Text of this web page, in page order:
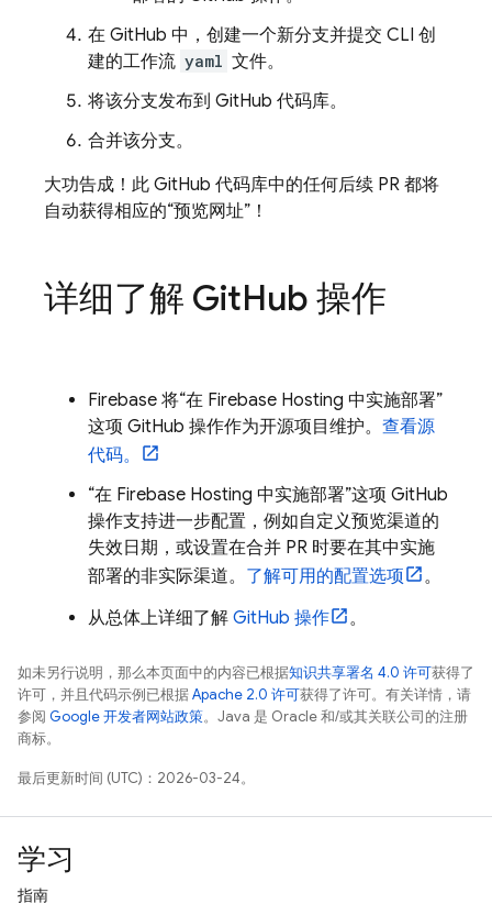
在 GitHub 中，创建一个新分支并提交 CLI 创
建的工作流 yaml 文件。
将该分支发布到 GitHub 代码库。
合并该分支。
大功告成！此 GitHub 代码库中的任何后续 PR 都将
自动获得相应的“预览网址”！
详细了解 GitHub 操作
Firebase 将“在 Firebase Hosting 中实施部署”
这项 GitHub 操作作为开源项目维护。 查看源
代码。
“在 Firebase Hosting 中实施部署”这项 GitHub
操作支持进一步配置，例如自定义预览渠道的
失效日期，或设置在合并 PR 时要在其中实施
部署的非实际渠道。 了解可用的配置选项
。
从总体上详细了解 GitHub 操作 。
如未另行说明，那么本页面中的内容已根据知识共享署名 4.0 许可获得了
许可，并且代码示例已根据Apache 2.0 许可获得了许可。有关详情，请
参阅 Google 开发者网站政策。Java 是 Oracle 和/或其关联公司的注册
商标。
最后更新时间 (UTC)：2026-03-24。
学习
指南